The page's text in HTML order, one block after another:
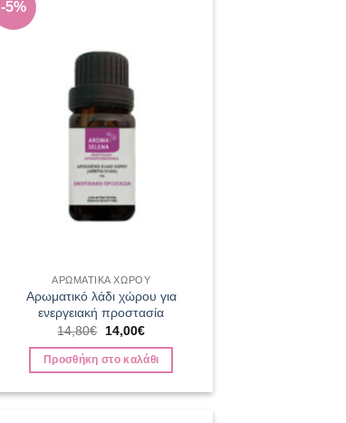
-5%
ΑΡΩΜΑΤΙΚΑ ΧΩΡΟΥ
Αρωματικό λάδι χώρου για
ενεργειακή προστασία
14,80€ Original
was:
14,80€.
14,00€Η
τιμή
είναι:
Προσθήκη στο καλάθι